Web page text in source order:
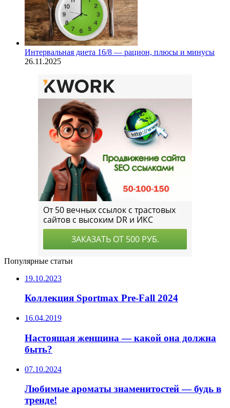
Интервальная диета 16/8 — рацион, плюсы и минусы
26.11.2025
Популярные статьи
19.10.2023
Коллекция Sportmax Pre-Fall 2024
16.04.2019
Настоящая женщина — какой она должна
быть?
07.10.2024
Любимые ароматы знаменитостей — будь в
тренде!